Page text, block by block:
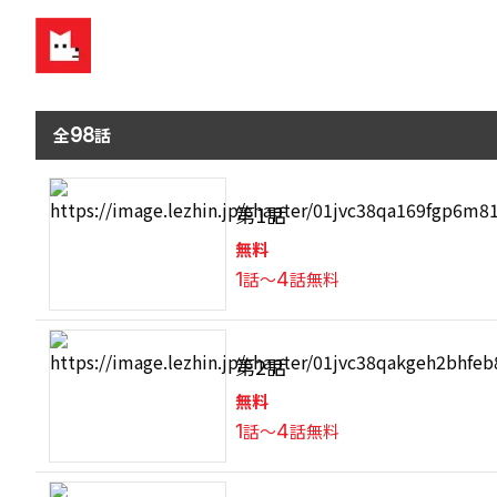
全98話
第1話
無料
1話〜4話無料
第2話
無料
1話〜4話無料